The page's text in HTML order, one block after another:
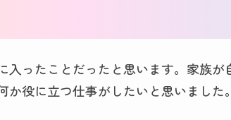
ったことだったと思います。家族
か役に立つ仕事がしたいと思いました